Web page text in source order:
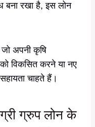
बना रखा है, इस लोन
अपनी कृषि
को विकसित करने या नए
चाहते हैं।
ग्रुप लोन के